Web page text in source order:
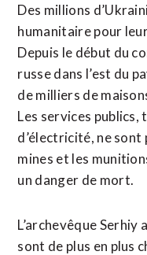
Des millions
humanitaire pour
Depuis le début du
russe dans l’est du
de milliers de
Les services publics,
d’électricité, ne sont
mines et les
un danger de mort.
L’archevêque
sont de plus en plus